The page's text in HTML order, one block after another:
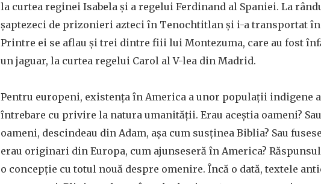
la curtea reginei Isabela și a regelui Ferdinand al Spaniei. La
șaptezeci de prizonieri azteci în Tenochtitlan și i-a transportat
Printre ei se aflau și trei dintre fiii lui Montezuma, care au fost
un jaguar, la curtea regelui Carol al V-lea din Madrid.
Pentru europeni, existența în America a unor populații indigene
întrebare cu privire la natura umanității. Erau aceștia oameni?
oameni, descindeau din Adam, așa cum susținea Biblia? Sau
erau originari din Europa, cum ajunseseră în America?
o concepție cu totul nouă despre omenire. Încă o dată, textele